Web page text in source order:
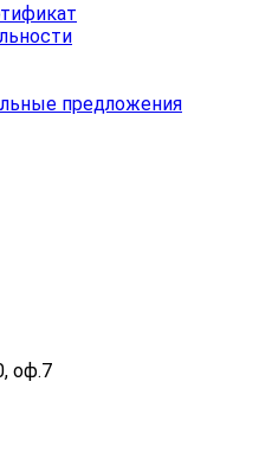
предложения
оф.7